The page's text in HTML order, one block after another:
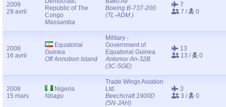
2009
29 avril
Republic of The
Congo
Massamba
Boeing B-737-200
(TL-ADM )
7
7 /
0
2008
16 avril
Equatorial
Guinea
Off Annobon Island
Military -
Government of
Equatorial Guinea
Antonov An-32B
(3C-5GE)
13
13 /
0
2008
15 mars
Nigeria
Nbagu
Trade Wings Aviation
Ltd.
Beechcraft 1900D
(5N-JAH)
3
3 /
0